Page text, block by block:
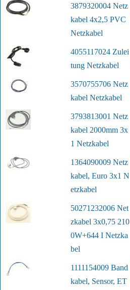
3879320004 Netz
kabel 4x2,5 PVC
Netzkabel
4055117024 Zulei
tung Netzkabel
3570755706 Netz
kabel Netzkabel
3793813001 Netz
kabel 2000mm 3x
1 Netzkabel
1364090009 Netz
kabel, Euro 3x1 N
etzkabel
50271232006 Net
zkabel 3x0,75 210
0W+644 I Netzka
bel
1111154009 Band
kabel, Sensor, ET